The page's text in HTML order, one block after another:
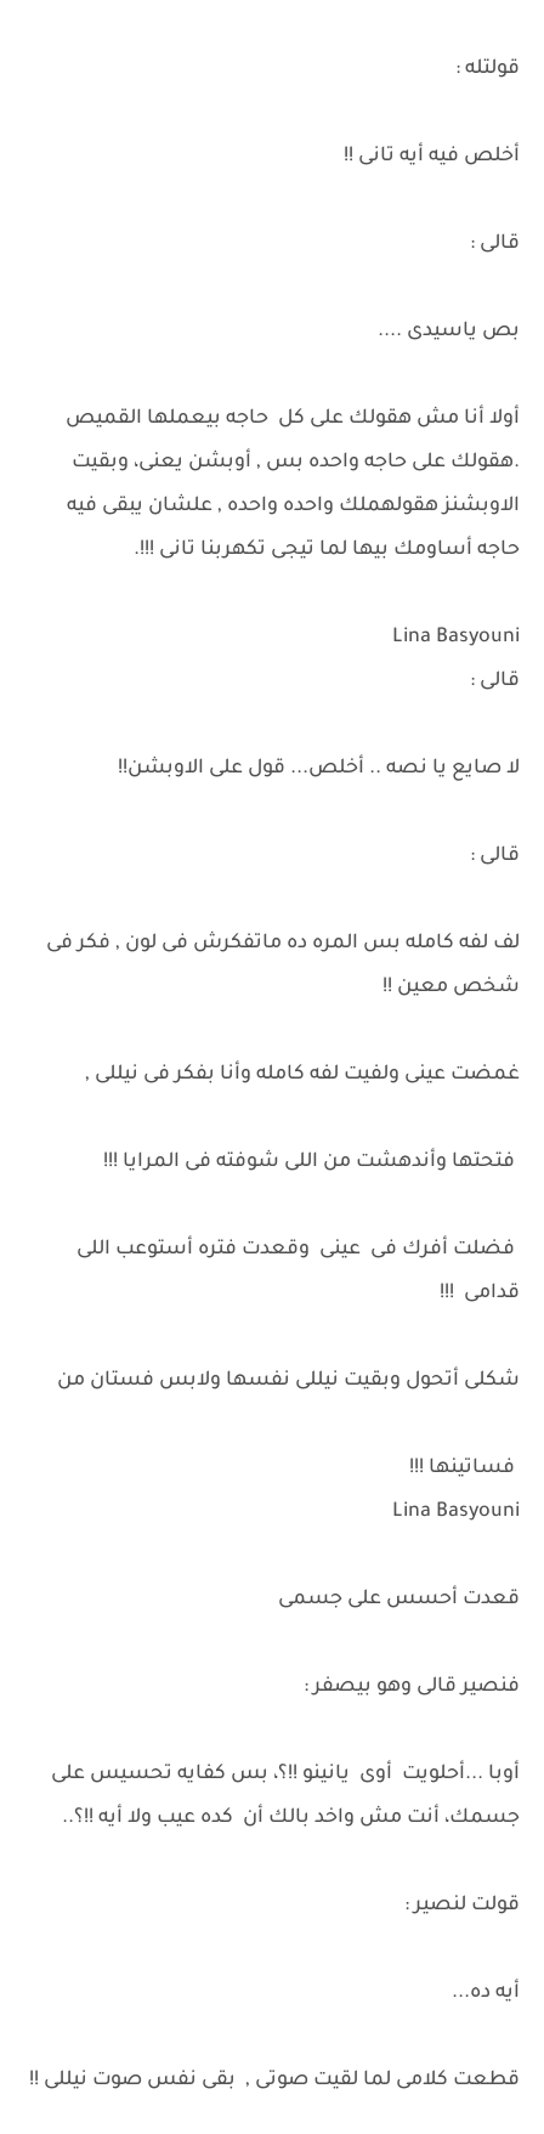
قولتله :
أخلص فيه أيه تانى !!
قالى :
بص ياسيدى ....
أولا أنا مش هقولك على كل حاجه بيعملها القميص
.هقولك على حاجه واحده بس , أوبشن يعنى، وبقيت
الاوبشنز هقولهملك واحده واحده , علشان يبقى فيه
حاجه أساومك بيها لما تيجى تكهربنا تانى !!!.
Lina Basyouni
قالى :
لا صايع يا نصه .. أخلص... قول على الاوبشن!!
قالى :
لف لفه كامله بس المره ده ماتفكرش فى لون , فكر فى
شخص معين !!
غمضت عينى ولفيت لفه كامله وأنا بفكر فى نيللى ,
فتحتها وأندهشت من اللى شوفته فى المرايا !!!
فضلت أفرك فى عينى وقعدت فتره أستوعب اللى
قدامى !!!
شكلى أتحول وبقيت نيللى نفسها ولابس فستان من
فساتينها !!!
Lina Basyouni
قعدت أحسس على جسمى
فنصير قالى وهو بيصفر :
أوبا ...أحلويت أوى يانينو !!؟، بس كفايه تحسيس على
جسمك، أنت مش واخد بالك أن كده عيب ولا أيه !!؟..
قولت لنصير :
أيه ده...
قطعت كلامى لما لقيت صوتى , بقى نفس صوت نيللى !!